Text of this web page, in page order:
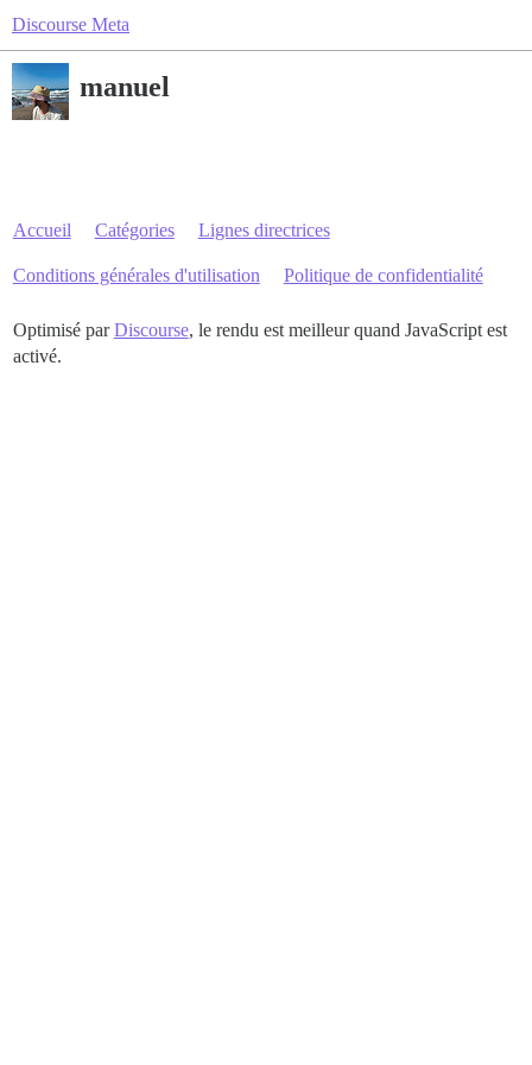
Discourse Meta
manuel
Accueil Catégories Lignes directrices
Conditions générales d'utilisation Politique de confidentialité
Optimisé parDiscourse, le rendu est meilleur quand JavaScript est
activé.